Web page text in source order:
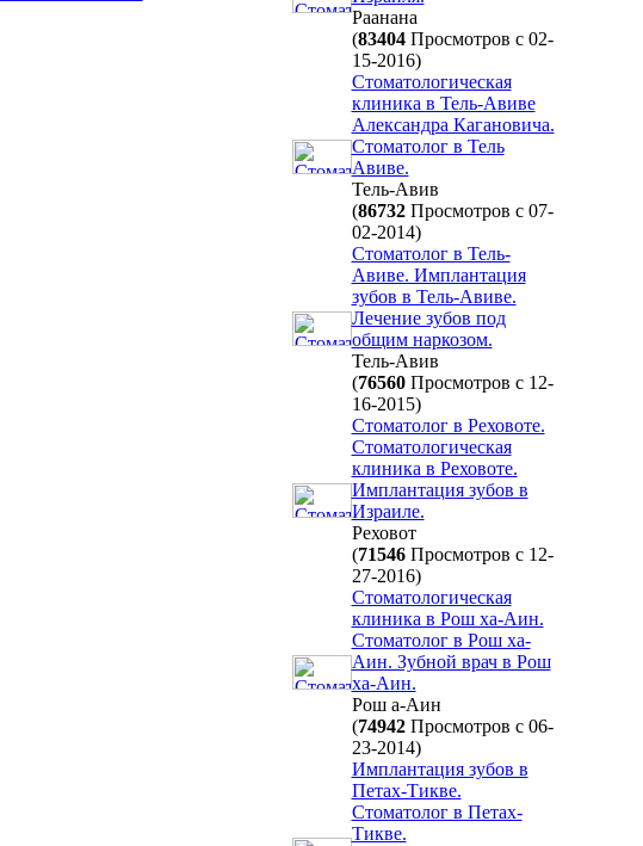
Раанана
(83404Просмотров с 02-
15-2016)
Стоматологическая
клиника в Тель-Авиве
Александра Кагановича.
Стоматолог в Тель
Авиве.
Тель-Авив
(86732Просмотров с 07-
02-2014)
Стоматолог в Тель-
Авиве. Имплантация
зубов в Тель-Авиве.
Лечение зубов под
общим наркозом.
Тель-Авив
(76560Просмотров с 12-
16-2015)
Стоматолог в Реховоте.
Стоматологическая
клиника в Реховоте.
Имплантация зубов в
Израиле.
Реховот
(71546Просмотров с 12-
27-2016)
Стоматологическая
клиника в Рош ха-Аин.
Стоматолог в Рош ха-
Аин. Зубной врач в Рош
ха-Аин.
Рош а-Аин
(74942Просмотров с 06-
23-2014)
Имплантация зубов в
Петах-Тикве.
Стоматолог в Петах-
Тикве.